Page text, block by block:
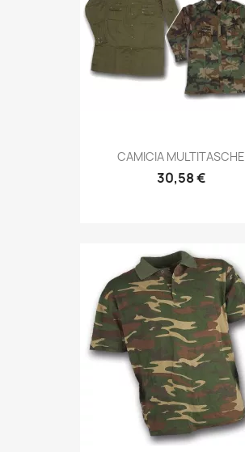
Anteprima
CAMICIA MULTITASCHE
30,58 €